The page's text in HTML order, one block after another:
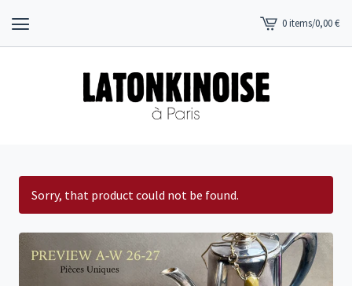
View
cart
0 items/0,00€
Sorry, that product could not be found.